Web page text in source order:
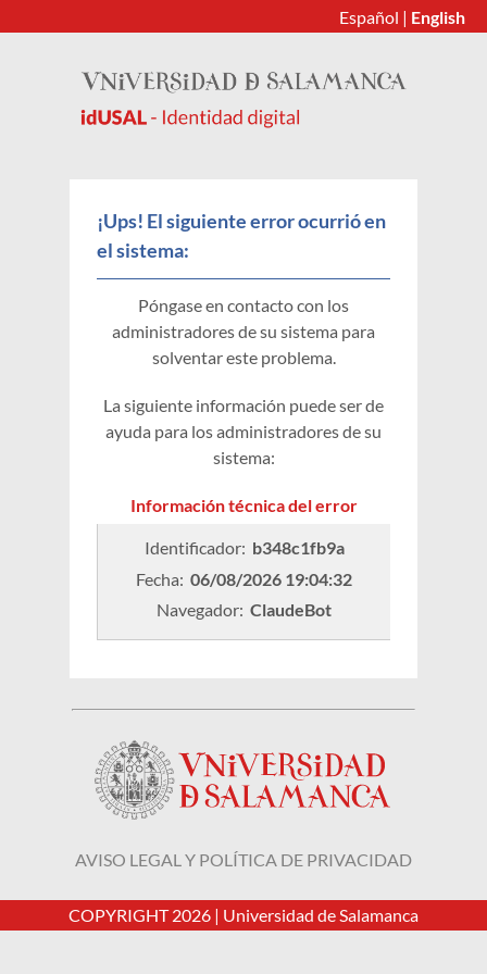
Español | English
¡Ups! El siguiente error ocurrió en
el sistema:
Póngase en contacto con los
administradores de su sistema para
solventar este problema.
La siguiente información puede ser de
ayuda para los administradores de su
sistema:
Información técnica del error
Identificador: b348c1fb9a
Fecha: 06/08/2026 19:04:32
Navegador: ClaudeBot
AVISO LEGAL Y POLÍTICA DE PRIVACIDAD
COPYRIGHT 2026 | Universidad de Salamanca